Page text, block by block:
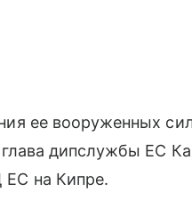
ее вооруженных
дипслужбы ЕС
ЕС на Кипре.